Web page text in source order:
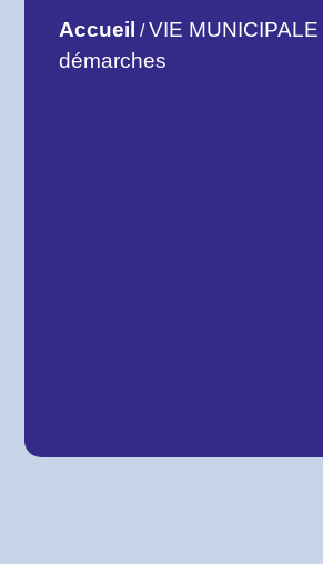
Accueil /VIE MUNICIPALE
démarches